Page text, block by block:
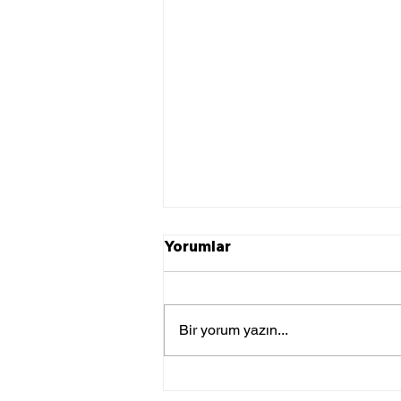
Yorumlar
Bir yorum yazın...